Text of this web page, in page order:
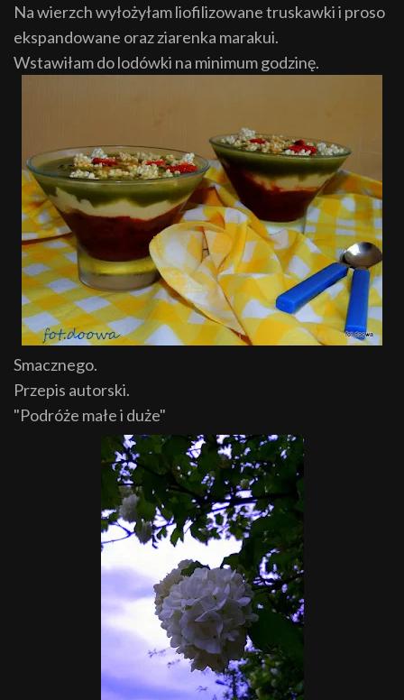
Na wierzch wyłożyłam liofilizowane truskawki i proso
ekspandowane oraz ziarenka marakui.
Wstawiłam do lodówki na minimum godzinę.
Smacznego.
Przepis autorski.
"Podróże małe i duże"